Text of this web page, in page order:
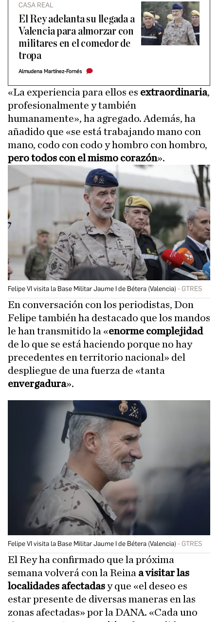
CASA REAL
El Rey adelanta su llegada a
Valencia para almorzar con
militares en el comedor de
tropa
Almudena Martínez-Fornés
«La experiencia para ellos es extraordinaria,
profesionalmente y también
humanamente», ha agregado. Además, ha
añadido que «se está trabajando mano con
mano, codo con codo y hombro con hombro,
pero todos con el mismo corazón».
Felipe VI visita la Base Militar Jaume I de Bétera (Valencia) GTRES
En conversación con los periodistas, Don
Felipe también ha destacado que los mandos
le han transmitido la «enorme complejidad
de lo que se está haciendo porque no hay
precedentes en territorio nacional» del
despliegue de una fuerza de «tanta
envergadura».
Felipe VI visita la Base Militar Jaume I de Bétera (Valencia) GTRES
El Rey ha confirmado que la próxima
semana volverá con la Reina a visitar las
localidades afectadasy que «el deseo es
estar presente de diversas maneras en las
zonas afectadas» por la DANA. «Cada uno